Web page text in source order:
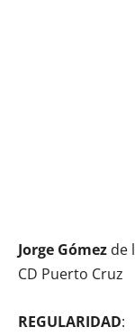
Jorge Gómez de
CD Puerto Cruz
REGULARIDAD: